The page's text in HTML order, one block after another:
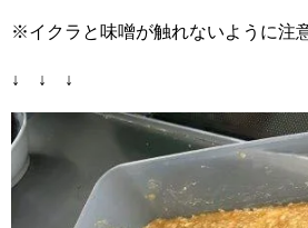
※イクラと味噌が触れないように注
↓ ↓ ↓